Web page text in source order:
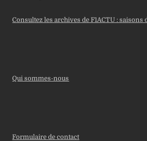
Consultez les archives de F1ACTU : saisons
Qui sommes-nous
Formulaire de contact